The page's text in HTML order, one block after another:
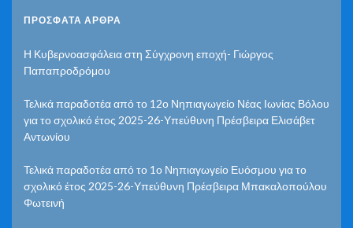
ΠΡΌΣΦΑΤΑ ΆΡΘΡΑ
Η Κυβερνοασφάλεια στη Σύγχρονη εποχή- Γιώργος
Παπαπροδρόμου
Τελικά παραδοτέα από το 12ο Νηπιαγωγείο Νέας Ιωνίας Βόλου
για το σχολικό έτος 2025-26-Υπεύθυνη Πρέσβειρα Ελισάβετ
Αντωνίου
Τελικά παραδοτέα από το 1ο Νηπιαγωγείο Ευόσμου για το
σχολικό έτος 2025-26-Υπεύθυνη Πρέσβειρα Μπακαλοπούλου
Φωτεινή